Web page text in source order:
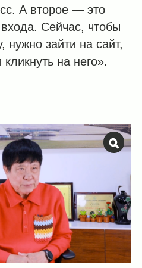
А второе — это
Сейчас, чтобы
нужно зайти на сайт,
на него».